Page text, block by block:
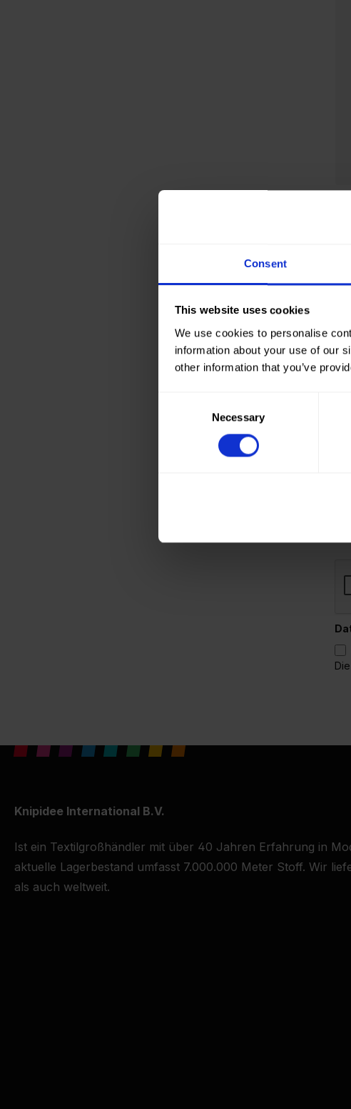
Consent
This website uses cookies
We use cookies to personalise
information about your use of our
other information that you’ve
Necessary
Knipidee International B.V.
Ist ein Textilgroßhändler mit über 40 Jahren Erfahrung in
aktuelle Lagerbestand umfasst 7.000.000 Meter Stoff. Wir
als auch weltweit.